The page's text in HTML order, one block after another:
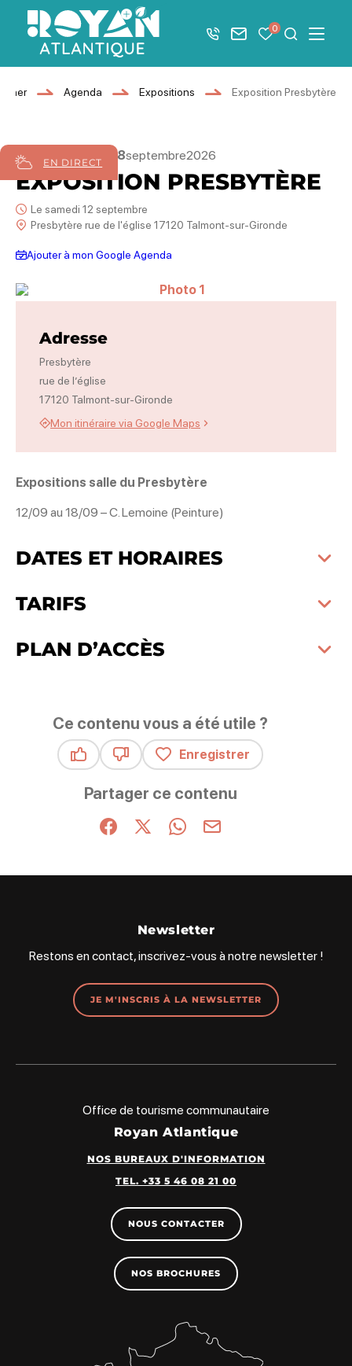
Afficher la barre de navigation du mode éco
Royan Atlantique
+33 5 46 08 21 00
Nous contacter
Mes favoris
0 JeMenu
Agenda Expositions Exposition Presbytère
EN DIRECT
12 septembre 18septembre2026
EXPOSITION PRESBYTÈRE
Le samedi 12 septembre
Presbytère rue de l'église 17120 Talmont-sur-Gironde
Ajouter à mon Google Agenda
Expositions salle du Presbytère
12/09 au 18/09 – C. Lemoine (Peinture)
DATES ET HORAIRES
TARIFS
PLAN D’ACCÈS
Photo 1
Adresse
Presbytère
rue de l’église
17120 Talmont-sur-Gironde
Mon itinéraire via Google Maps
Ce contenu vous a été utile ?
Enregistrer
Partager ce contenu
Partager sur Facebook (nouvelle fenêtre)
Partager sur X / Twitter (nouvelle
Partager sur WhatsApp
Partager par mail
Newsletter
Restons en contact, inscrivez-vous à notre newsletter !
JE M'INSCRIS À LA NEWSLETTER
Office de tourisme communautaire
Royan Atlantique
NOS BUREAUX D'INFORMATION
TEL. +33 5 46 08 21 00
NOUS CONTACTER
NOS BROCHURES